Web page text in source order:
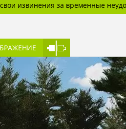
извинения за временные